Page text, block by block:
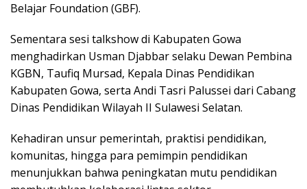
Belajar Foundation (GBF).
Sementara sesi talkshow di Kabupaten Gowa
menghadirkan Usman Djabbar selaku Dewan Pembina
KGBN, Taufiq Mursad, Kepala Dinas Pendidikan
Kabupaten Gowa, serta Andi Tasri Palussei dari Cabang
Dinas Pendidikan Wilayah II Sulawesi Selatan.
Kehadiran unsur pemerintah, praktisi pendidikan,
komunitas, hingga para pemimpin pendidikan
menunjukkan bahwa peningkatan mutu pendidikan